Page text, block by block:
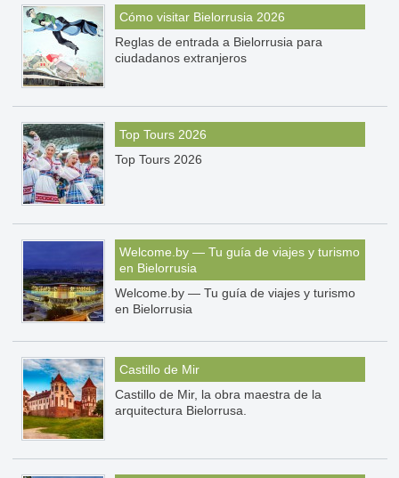
Cómo visitar Bielorrusia 2026
Reglas de entrada a Bielorrusia para
ciudadanos extranjeros
Top Tours 2026
Top Tours 2026
Welcome.by — Tu guía de viajes y turismo
en Bielorrusia
Welcome.by — Tu guía de viajes y turismo
en Bielorrusia
Castillo de Mir
Castillo de Mir, la obra maestra de la
arquitectura Bielorrusa.